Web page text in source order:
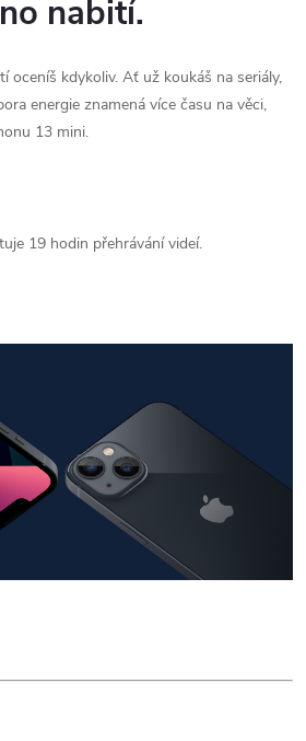
nabití.
oceníš kdykoliv. Ať už koukáš na seriály,
energie znamená více času na věci,
13 mini.
19 hodin přehrávání videí.